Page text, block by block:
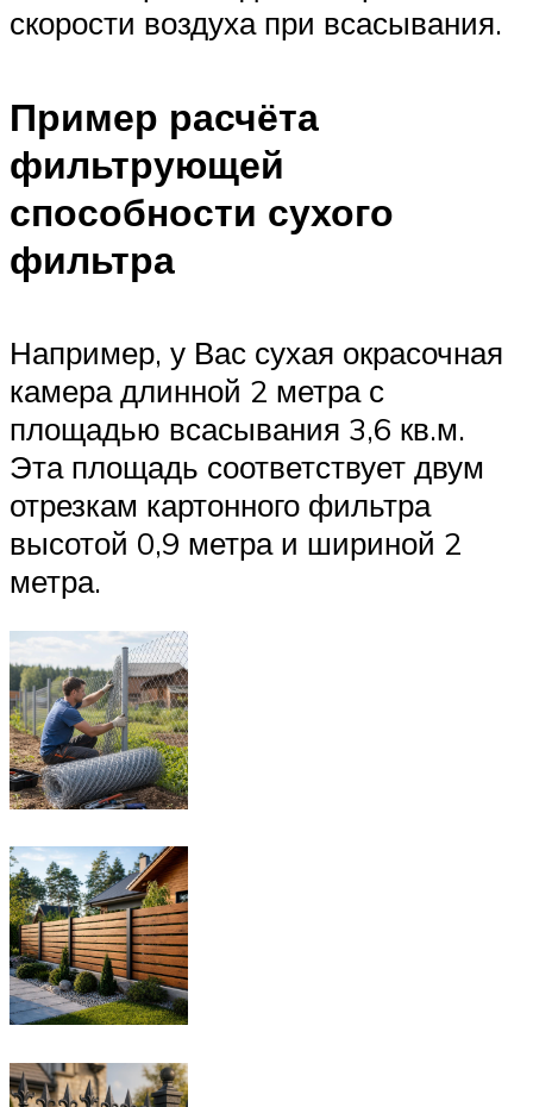
скорости воздуха при всасывания.
Пример расчёта
фильтрующей
способности сухого
фильтра
Например, у Вас сухая окрасочная
камера длинной 2 метра с
площадью всасывания 3,6 кв.м.
Эта площадь соответствует двум
отрезкам картонного фильтра
высотой 0,9 метра и шириной 2
метра.